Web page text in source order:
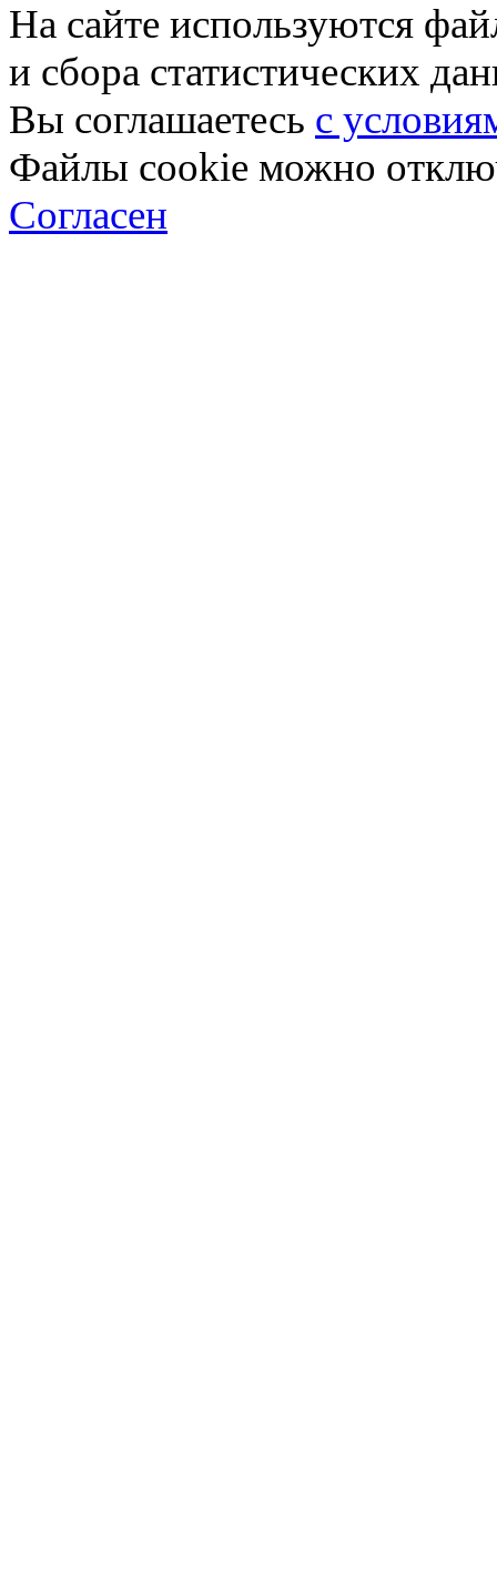
На сайте используются
и сбора статистических
Вы соглашаетесь с
Файлы cookie можно
Согласен